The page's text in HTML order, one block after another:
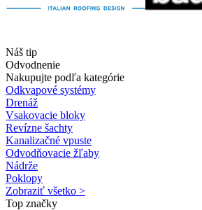
Náš tip
Odvodnenie
Nakupujte podľa kategórie
Odkvapové systémy
Drenáž
Vsakovacie bloky
Revízne šachty
Kanalizačné vpuste
Odvodňovacie žľaby
Nádrže
Poklopy
Zobraziť všetko >
Top značky